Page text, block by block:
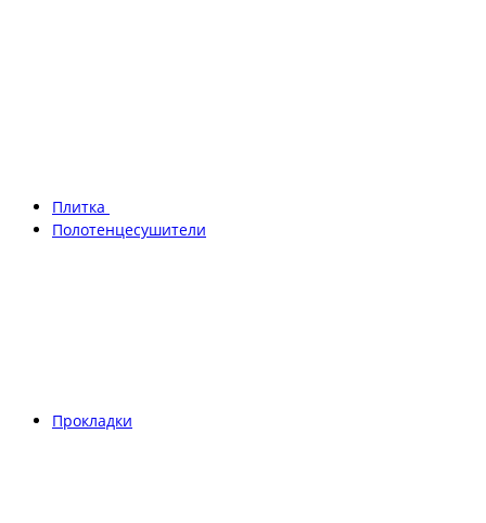
Плитка
Полотенцесушители
Прокладки